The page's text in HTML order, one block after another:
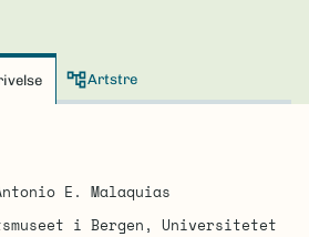
Artstre
E. Malaquias
i Bergen, Universitetet